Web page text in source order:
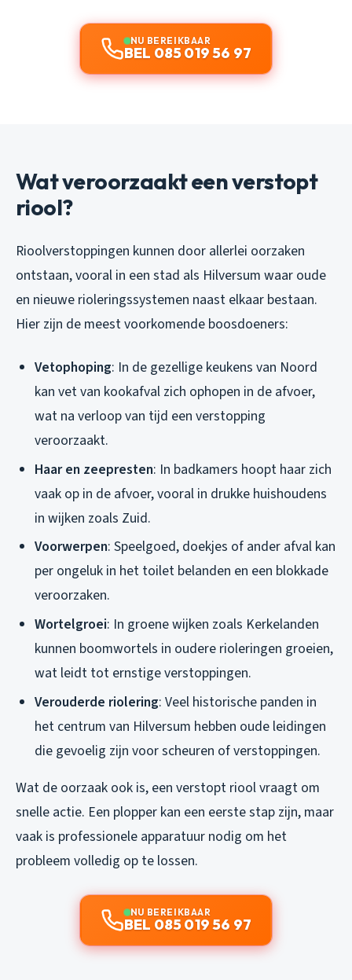
NU BEREIKBAAR
BEL 085 019 56 97
Wat veroorzaakt een verstopt
riool?
Rioolverstoppingen kunnen door allerlei oorzaken
ontstaan, vooral in een stad als Hilversum waar oude
en nieuwe rioleringssystemen naast elkaar bestaan.
Hier zijn de meest voorkomende boosdoeners:
Vetophoping: In de gezellige keukens van Noord
kan vet van kookafval zich ophopen in de afvoer,
wat na verloop van tijd een verstopping
veroorzaakt.
Haar en zeepresten: In badkamers hoopt haar zich
vaak op in de afvoer, vooral in drukke huishoudens
in wijken zoals Zuid.
Voorwerpen: Speelgoed, doekjes of ander afval kan
per ongeluk in het toilet belanden en een blokkade
veroorzaken.
Wortelgroei: In groene wijken zoals Kerkelanden
kunnen boomwortels in oudere rioleringen groeien,
wat leidt tot ernstige verstoppingen.
Verouderde riolering: Veel historische panden in
het centrum van Hilversum hebben oude leidingen
die gevoelig zijn voor scheuren of verstoppingen.
Wat de oorzaak ook is, een verstopt riool vraagt om
snelle actie. Een plopper kan een eerste stap zijn, maar
vaak is professionele apparatuur nodig om het
probleem volledig op te lossen.
NU BEREIKBAAR
BEL 085 019 56 97